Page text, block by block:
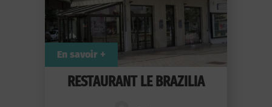
RESTAURANT LE BRAZILIA
En savoir +